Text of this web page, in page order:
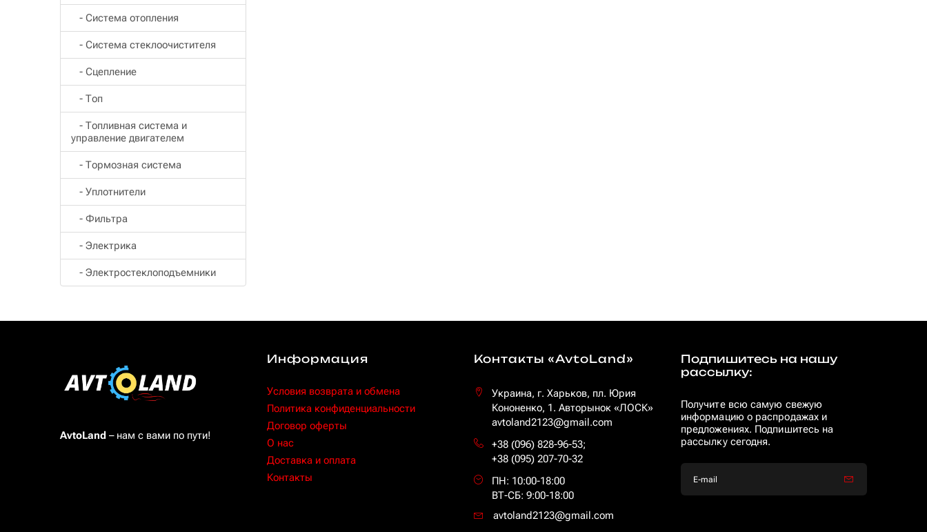
- Система отопления
- Система стеклоочистителя
- Сцепление
- Топ
- Топливная система и
управление двигателем
- Тормозная система
- Уплотнители
- Фильтра
- Электрика
- Электростеклоподъемники
AvtoLand – нам с вами по пути!
Информация
Условия возврата и обмена
Политика конфиденциальности
Договор оферты
O нас
Доставка и оплата
Контакты
Контакты «AvtoLand»
Украина, г. Харьков, пл. Юрия
Кононенко, 1. Авторынок «ЛОСК»
avtoland2123@gmail.com
+38 (096) 828-96-53;
+38 (095) 207-70-32
ПН: 10:00-18:00
ВТ-СБ: 9:00-18:00
avtoland2123@gmail.com
Подпишитесь на нашу
рассылку:
Получите всю самую свежую
информацию о распродажах и
предложениях. Подпишитесь на
рассылку сегодня.